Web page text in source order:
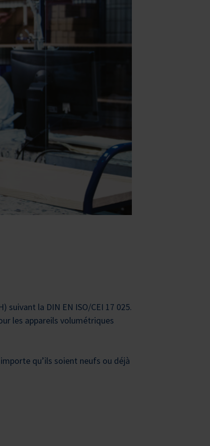
suivant la DIN EN ISO/CEI 17 025.
les appareils volumétriques
qu’ils soient neufs ou déjà